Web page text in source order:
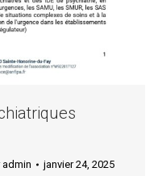
admin janvier 24, 2025